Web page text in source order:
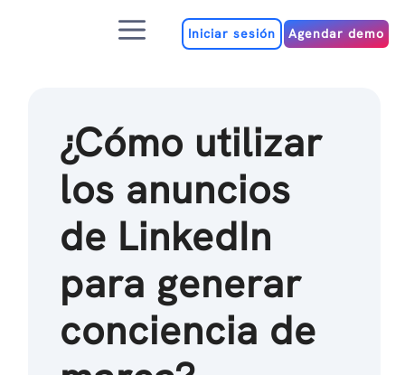
MenúIniciar sesión Agendar demo
¿Cómo utilizar
los anuncios
de LinkedIn
para generar
conciencia de